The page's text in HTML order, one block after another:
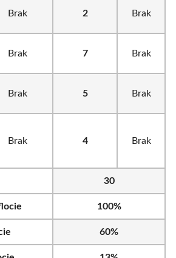
Brak 2 Brak
Brak 7 Brak
Brak 5 Brak
Brak 4 Brak
30
100%
60%